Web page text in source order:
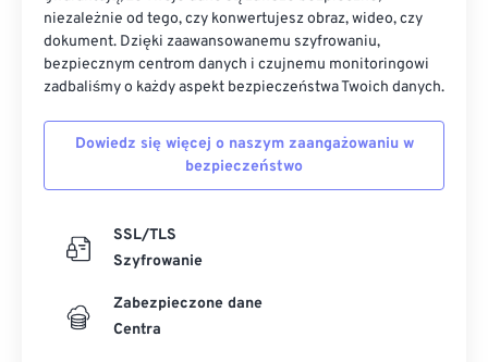
niezależnie od tego, czy konwertujesz obraz, wideo, czy
dokument. Dzięki zaawansowanemu szyfrowaniu,
bezpiecznym centrom danych i czujnemu monitoringowi
zadbaliśmy o każdy aspekt bezpieczeństwa Twoich danych.
Dowiedz się więcej o naszym zaangażowaniu w
bezpieczeństwo
SSL/TLS
Szyfrowanie
Zabezpieczone dane
Centra